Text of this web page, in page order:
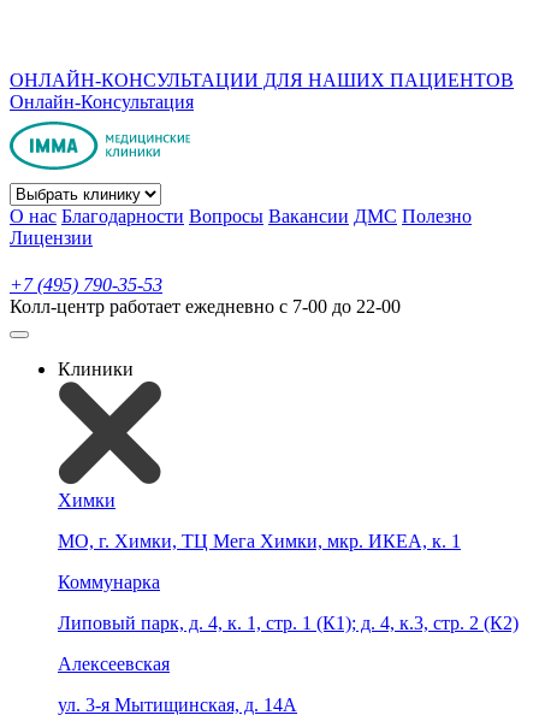
ОНЛАЙН-КОНСУЛЬТАЦИИ ДЛЯ НАШИХ ПАЦИЕНТОВ
Онлайн-Консультация
О нас Благодарности Вопросы Вакансии ДМС Полезно
Лицензии
+7 (495) 790-35-53
Колл-центр работает ежедневно с 7-00 до 22-00
Клиники
Химки
МО, г. Химки, ТЦ Мега Химки, мкр. ИКЕА, к. 1
Коммунарка
Липовый парк, д. 4, к. 1, стр. 1 (К1); д. 4, к.3, стр. 2 (К2)
Алексеевская
ул. 3-я Мытищинская, д. 14А